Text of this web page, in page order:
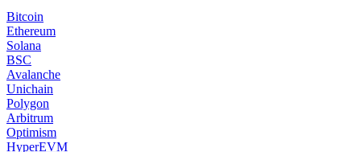
Bitcoin
Ethereum
Solana
BSC
Avalanche
Unichain
Polygon
Arbitrum
Optimism
HyperEVM